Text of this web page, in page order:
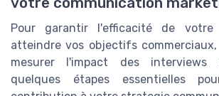
Pour garantir l'efficacité de
atteindre vos objectifs
mesurer l'impact des interviews
quelques étapes essentielles